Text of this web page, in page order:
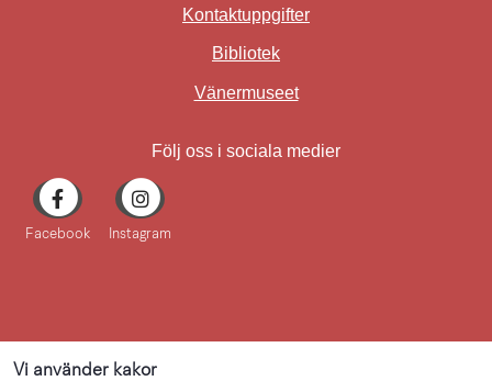
Vi använder kakor
Kontaktuppgifter
Bibliotek
VänermuseetLänk till annan
Följ oss i sociala medier
Facebook Instagram